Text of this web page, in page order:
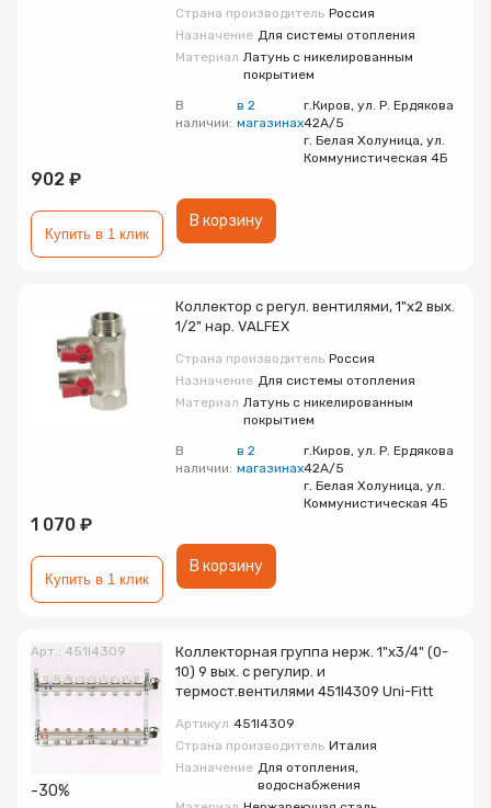
Страна производитель Россия
Назначение Для системы отопления
Материал Латунь с никелированным
покрытием
В
наличии:
в 2
магазинах
г.Киров, ул. Р. Ердякова
42А/5
г. Белая Холуница, ул.
Коммунистическая 4Б
902 ₽
В корзину
Купить в 1 клик
Коллектор с регул. вентилями, 1"х2 вых.
1/2" нар. VALFEX
Страна производитель Россия
Назначение Для системы отопления
Материал Латунь с никелированным
покрытием
В
наличии:
в 2
магазинах
г.Киров, ул. Р. Ердякова
42А/5
г. Белая Холуница, ул.
Коммунистическая 4Б
1 070 ₽
В корзину
Купить в 1 клик
Арт.: 451I4309
-30%
Коллекторная группа нерж. 1"х3/4" (0-
10) 9 вых. с регулир. и
термост.вентилями 451I4309 Uni-Fitt
Артикул 451I4309
Страна производитель Италия
Назначение Для отопления,
водоснабжения